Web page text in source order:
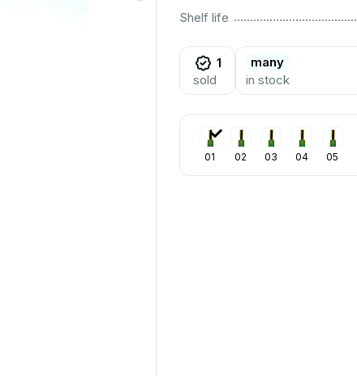
Shelf life
1
sold
many
in stock
01 02 03 04 05